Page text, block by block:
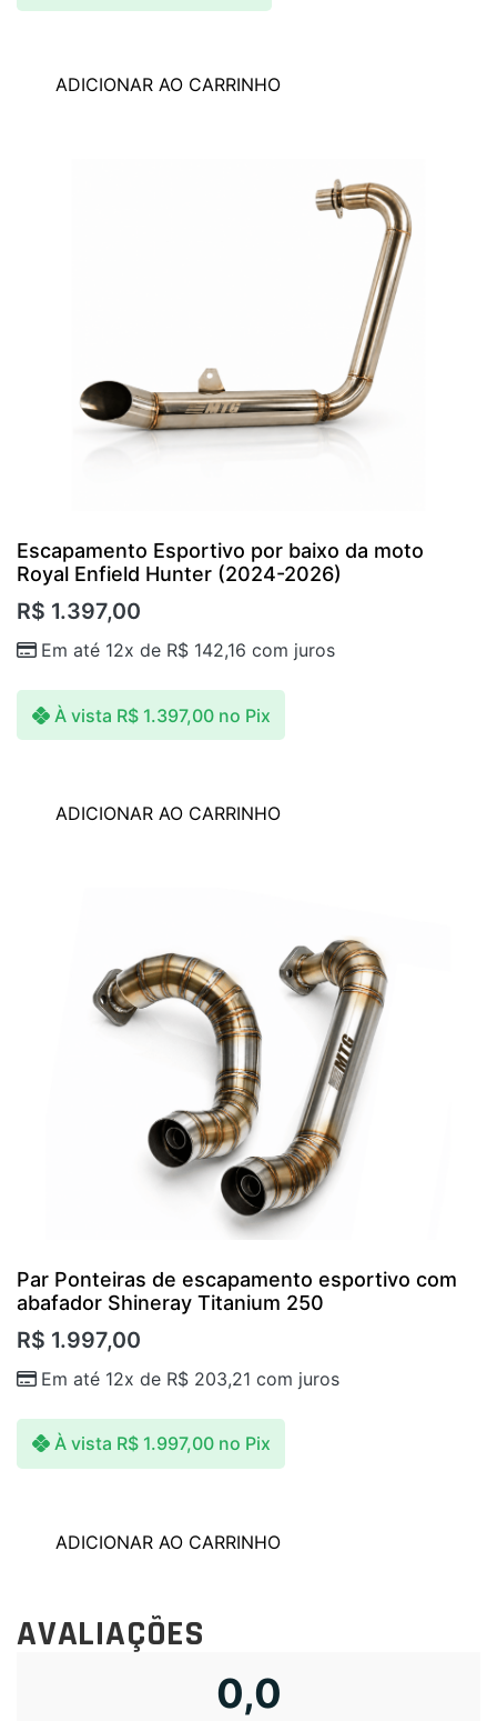
ADICIONAR AO CARRINHO
Escapamento Esportivo por baixo da moto
Royal Enfield Hunter (2024-2026)
R$ 1.397,00
Em até 12x de R$ 142,16 com juros
À vista R$1.397,00 no Pix
ADICIONAR AO CARRINHO
Par Ponteiras de escapamento esportivo com
abafador Shineray Titanium 250
R$ 1.997,00
Em até 12x de R$ 203,21 com juros
À vista R$1.997,00 no Pix
ADICIONAR AO CARRINHO
AVALIAÇÕES
0,0